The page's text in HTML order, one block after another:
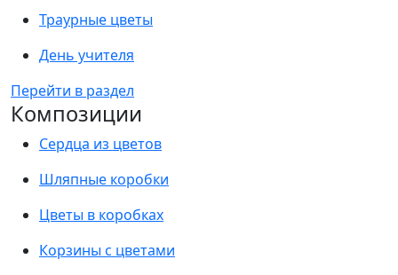
Траурные цветы
День учителя
Перейти в раздел
Композиции
Сердца из цветов
Шляпные коробки
Цветы в коробках
Корзины с цветами